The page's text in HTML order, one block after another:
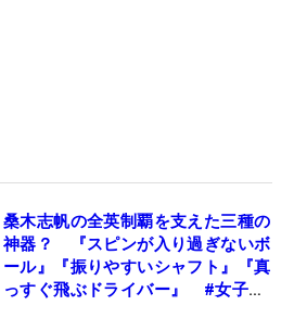
桑木志帆の全英制覇を支えた三種の
神器？ 『スピンが入り過ぎないボ
ール』『振りやすいシャフト』『真
っすぐ飛ぶドライバー』 #女子プ